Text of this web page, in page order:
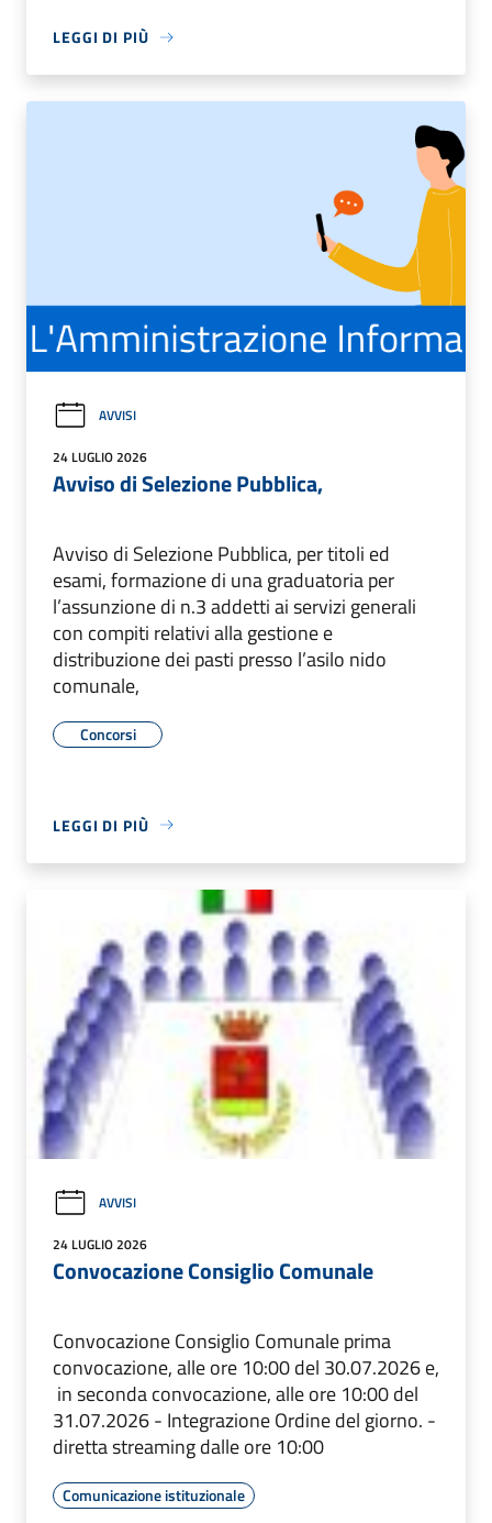
LEGGI DI PIÙ
AVVISI
24 LUGLIO 2026
Avviso di Selezione Pubblica,
Avviso di Selezione Pubblica, per titoli ed
esami, formazione di una graduatoria per
l’assunzione di n.3 addetti ai servizi generali
con compiti relativi alla gestione e
distribuzione dei pasti presso l’asilo nido
comunale,
Concorsi
LEGGI DI PIÙ
AVVISI
24 LUGLIO 2026
Convocazione Consiglio Comunale
Convocazione Consiglio Comunale prima
convocazione, alle ore 10:00 del 30.07.2026 e,
in seconda convocazione, alle ore 10:00 del
31.07.2026 - Integrazione Ordine del giorno. -
diretta streaming dalle ore 10:00
Comunicazione istituzionale